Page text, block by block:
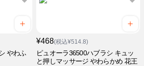
やわふ
¥468(税込¥514.8)
ピュオーラ36500ハブラシ キュッ
と押しマッサージ やわらかめ 花王